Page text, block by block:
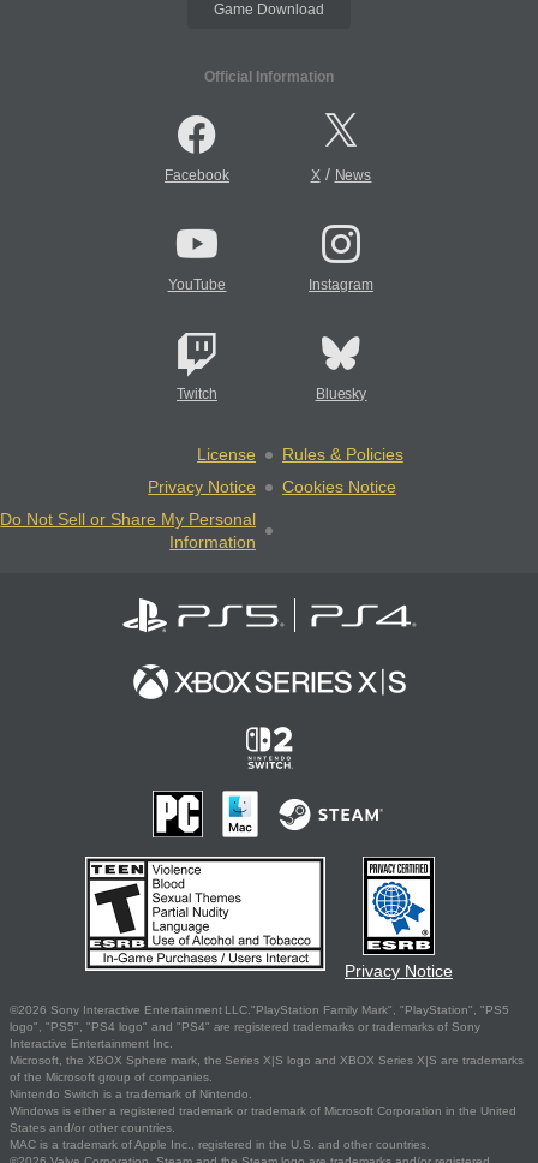
Game Download
Official Information
Facebook X/ News
YouTube Instagram
Twitch Bluesky
License
Rules & Policies
Privacy Notice
Cookies Notice
Do Not Sell or Share My Personal
Information
Privacy Notice
©2026 Sony Interactive Entertainment LLC."PlayStation Family Mark", "PlayStation", "PS5
logo", "PS5", "PS4 logo" and "PS4" are registered trademarks or trademarks of Sony
Interactive Entertainment Inc.
Microsoft, the XBOX Sphere mark, the Series X|S logo and XBOX Series X|S are trademarks
of the Microsoft group of companies.
Nintendo Switch is a trademark of Nintendo.
Windows is either a registered trademark or trademark of Microsoft Corporation in the United
States and/or other countries.
MAC is a trademark of Apple Inc., registered in the U.S. and other countries.